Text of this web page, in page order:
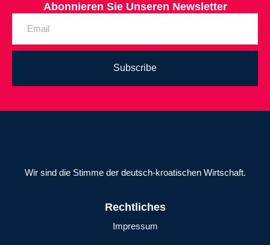
Abonnieren Sie Unseren Newsletter
Subscribe
Wir sind die Stimme der deutsch-kroatischen Wirtschaft.
Rechtliches
Impressum